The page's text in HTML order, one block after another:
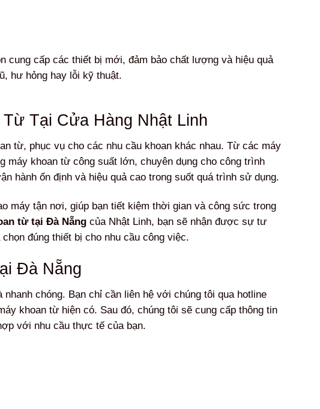
cung cấp các thiết bị mới, đảm bảo chất lượng và hiệu quả
hư hỏng hay lỗi kỹ thuật.
Tại Cửa Hàng Nhật Linh
từ, phục vụ cho các nhu cầu khoan khác nhau. Từ các máy
máy khoan từ công suất lớn, chuyên dụng cho công trình
hành ổn định và hiệu quả cao trong suốt quá trình sử dụng.
máy tận nơi, giúp bạn tiết kiệm thời gian và công sức trong
từ tại Đà Nẵng của Nhật Linh, bạn sẽ nhận được sự tư
đúng thiết bị cho nhu cầu công việc.
Đà Nẵng
chóng. Bạn chỉ cần liên hệ với chúng tôi qua hotline
khoan từ hiện có. Sau đó, chúng tôi sẽ cung cấp thông tin
với nhu cầu thực tế của bạn.